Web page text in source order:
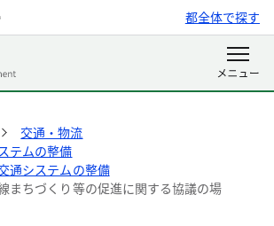
都全体で探す
交通・物流
テムの整備
通システムの整備
まちづくり等の促進に関する協議の場